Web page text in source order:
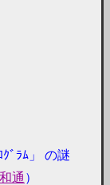
ﾞﾗﾑ」 の謎
通 ）